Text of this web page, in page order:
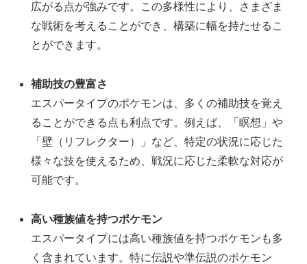
広がる点が強みです。この多様性により、さまざま
な戦術を考えることができ、構築に幅を持たせるこ
とができます。
補助技の豊富さ
エスパータイプのポケモンは、多くの補助技を覚え
ることができる点も利点です。例えば、「瞑想」や
「壁（リフレクター）」など、特定の状況に応じた
様々な技を使えるため、戦況に応じた柔軟な対応が
可能です。
高い種族値を持つポケモン
エスパータイプには高い種族値を持つポケモンも多
く含まれています。特に伝説や準伝説のポケモン